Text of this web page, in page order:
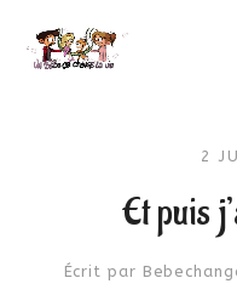
2
Et puis
Écrit par